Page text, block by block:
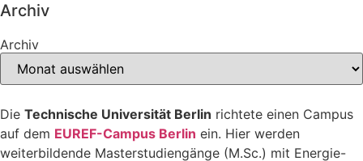
Archiv
Archiv
Die Technische Universität Berlin richtete einen Campus
auf dem EUREF-Campus Berlin ein. Hier werden
weiterbildende Masterstudiengänge (M.Sc.) mit Energie-